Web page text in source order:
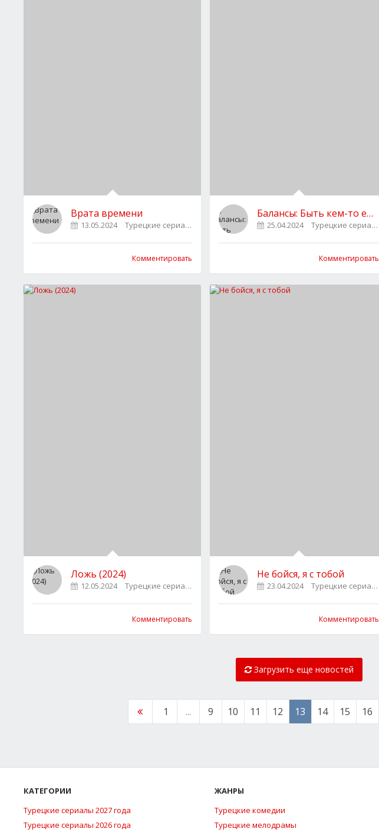
Врата времени
13.05.2024 Турецкие сериалы
Комментировать
Ложь (2024)
12.05.2024 Турецкие сериалы
Комментировать
Балансы: Быть кем-то еще
25.04.2024 Турецкие сериалы
Комментировать
Не бойся, я с тобой
23.04.2024 Турецкие сериалы
Комментировать
Загрузить еще новостей
1 ... 9 10 11 12 13 14 15 16
КАТЕГОРИИ
Турецкие сериалы 2027 года
Турецкие сериалы 2026 года
ЖАНРЫ
Турецкие комедии
Турецкие мелодрамы